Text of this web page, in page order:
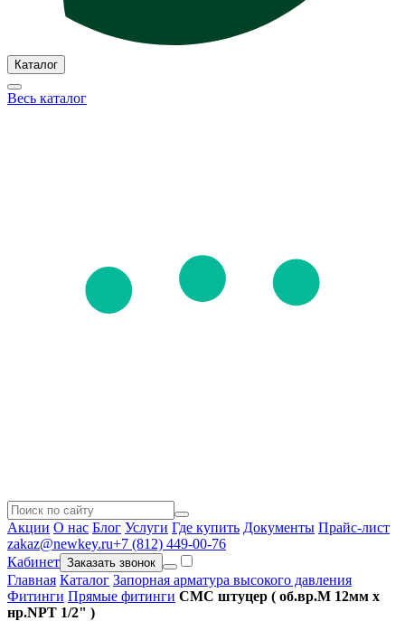
Каталог
Весь каталог
Акции О нас Блог Услуги Где купить Документы Прайс-лист
zakaz@newkey.ru+7 (812) 449-00-76
Кабинет Заказать звонок
Главная Каталог Запорная арматура высокого давления
Фитинги Прямые фитинги CMC штуцер ( об.вр.М 12мм x
нр.NPT 1/2" )